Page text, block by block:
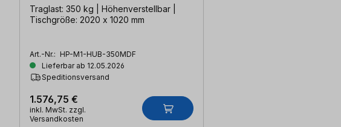
Traglast: 350 kg | Höhenverstellbar |
Tischgröße: 2020 x 1020 mm
Art.-Nr.: HP-M1-HUB-350MDF
Lieferbar ab 12.05.2026
Speditionsversand
1.576,75 €
inkl. MwSt. zzgl.
Versandkosten